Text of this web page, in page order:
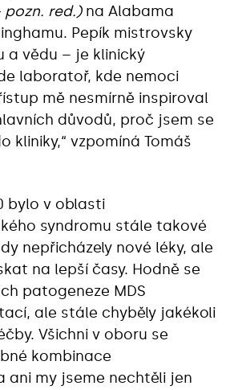
red.)na Alabama
Pepík mistrovsky
a vědu – je klinický
laboratoř, kde nemoci
mě nesmírně inspiroval
důvodů, proč jsem se
kliniky,“ vzpomíná Tomáš
bylo v oblasti
syndromu stále takové
nepřicházely nové léky, ale
na lepší časy. Hodně se
patogeneze MDS
ale stále chyběly jakékoli
Všichni v oboru se
kombinace
ani my jseme nechtěli jen